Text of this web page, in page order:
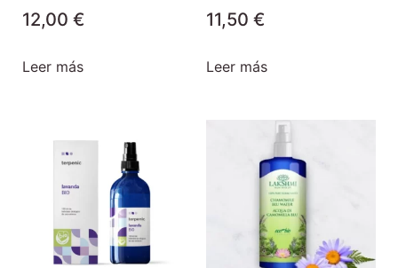
12,00 €
Leer más
11,50 €
Leer más